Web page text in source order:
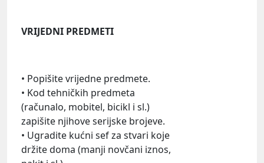
VRIJEDNI PREDMETI
• Popišite vrijedne predmete.
• Kod tehničkih predmeta
(računalo, mobitel, bicikl i sl.)
zapišite njihove serijske brojeve.
• Ugradite kućni sef za stvari koje
držite doma (manji novčani iznos,